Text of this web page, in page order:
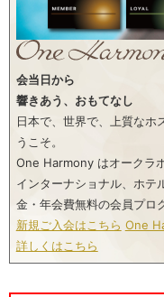
会当日から
響きあう、おもてなし
日本で、世界で、上質なホ
うこそ。
One Harmony はオークラ
インターナショナル、 ホテ
金・年会費無料の会員プロ
新規ご入会はこちら One
詳しくはこちら